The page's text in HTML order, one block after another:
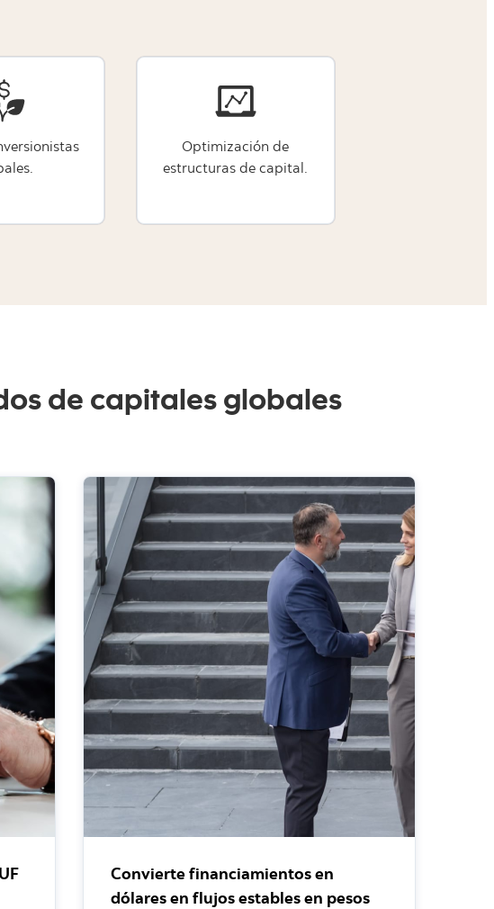
Optimización de
estructuras de capital.
de capitales globales​
Convierte financiamientos en
dólares en flujos estables en pesos